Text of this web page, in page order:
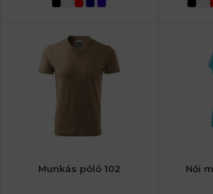
Munkás póló 102 Női